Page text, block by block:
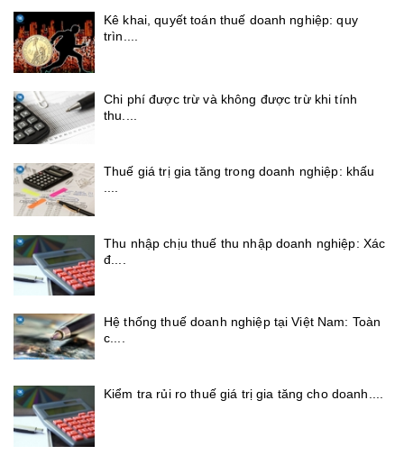
Kê khai, quyết toán thuế doanh nghiệp: quy
trìn....
Chi phí được trừ và không được trừ khi tính
thu....
Thuế giá trị gia tăng trong doanh nghiệp: khấu
Thu nhập chịu thuế thu nhập doanh nghiệp: Xác
đ....
Hệ thống thuế doanh nghiệp tại Việt Nam: Toàn
c....
Kiểm tra rủi ro thuế giá trị gia tăng cho doanh....